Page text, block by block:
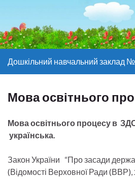
Дошкільний навчальний заклад
Мова освітнього
Мова освітнього процесу в
українська.
Закон України “Про засади
(Відомості Верховної Ради